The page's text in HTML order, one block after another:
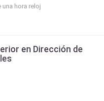
una hora reloj
en Dirección de